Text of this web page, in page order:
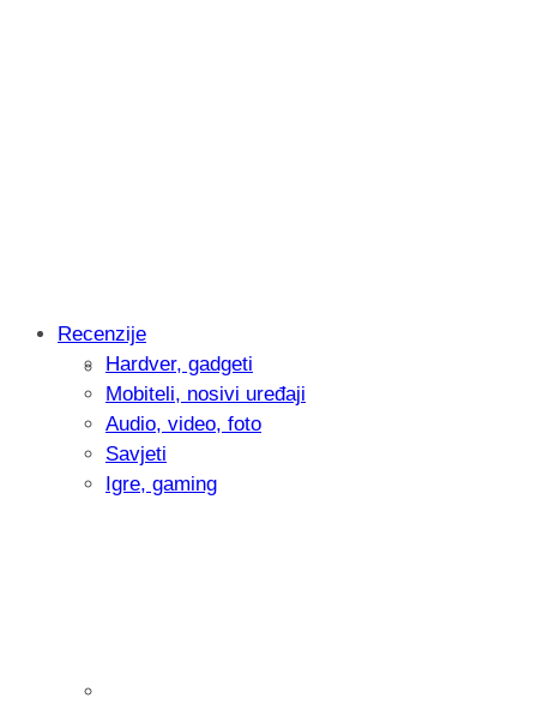
Intervju: Goran Jović, fotograf -
Recenzije
Hardver, gadgeti
Mobiteli, nosivi uređaji
Audio, video, foto
Savjeti
Igre, gaming